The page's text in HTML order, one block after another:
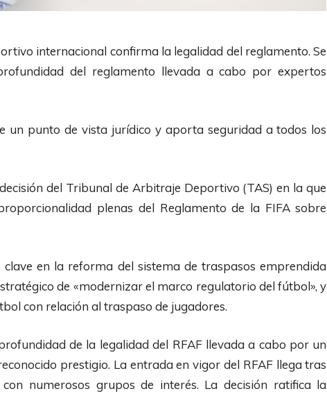
internacional confirma la legalidad del reglamento. Se
del reglamento llevada a cabo por expertos
un punto de vista jurídico y aporta seguridad a todos los
del Tribunal de Arbitraje Deportivo (TAS) en la que
plenas del Reglamento de la FIFA sobre
en la reforma del sistema de traspasos emprendida
de «modernizar el marco regulatorio del fútbol», y
con relación al traspaso de jugadores.
de la legalidad del RFAF llevada a cabo por un
prestigio. La entrada en vigor del RFAF llega tras
numerosos grupos de interés. La decisión ratifica la